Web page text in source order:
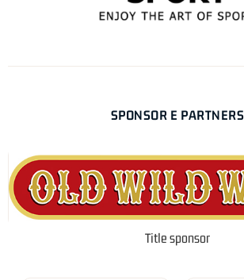
SPONSOR E PARTNERS
Title sponsor